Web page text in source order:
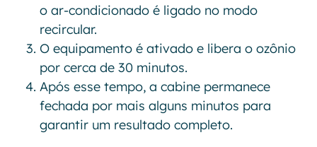
o ar-condicionado é ligado no modo
recircular.
O equipamento é ativado e libera o ozônio
por cerca de 30 minutos.
Após esse tempo, a cabine permanece
fechada por mais alguns minutos para
garantir um resultado completo.